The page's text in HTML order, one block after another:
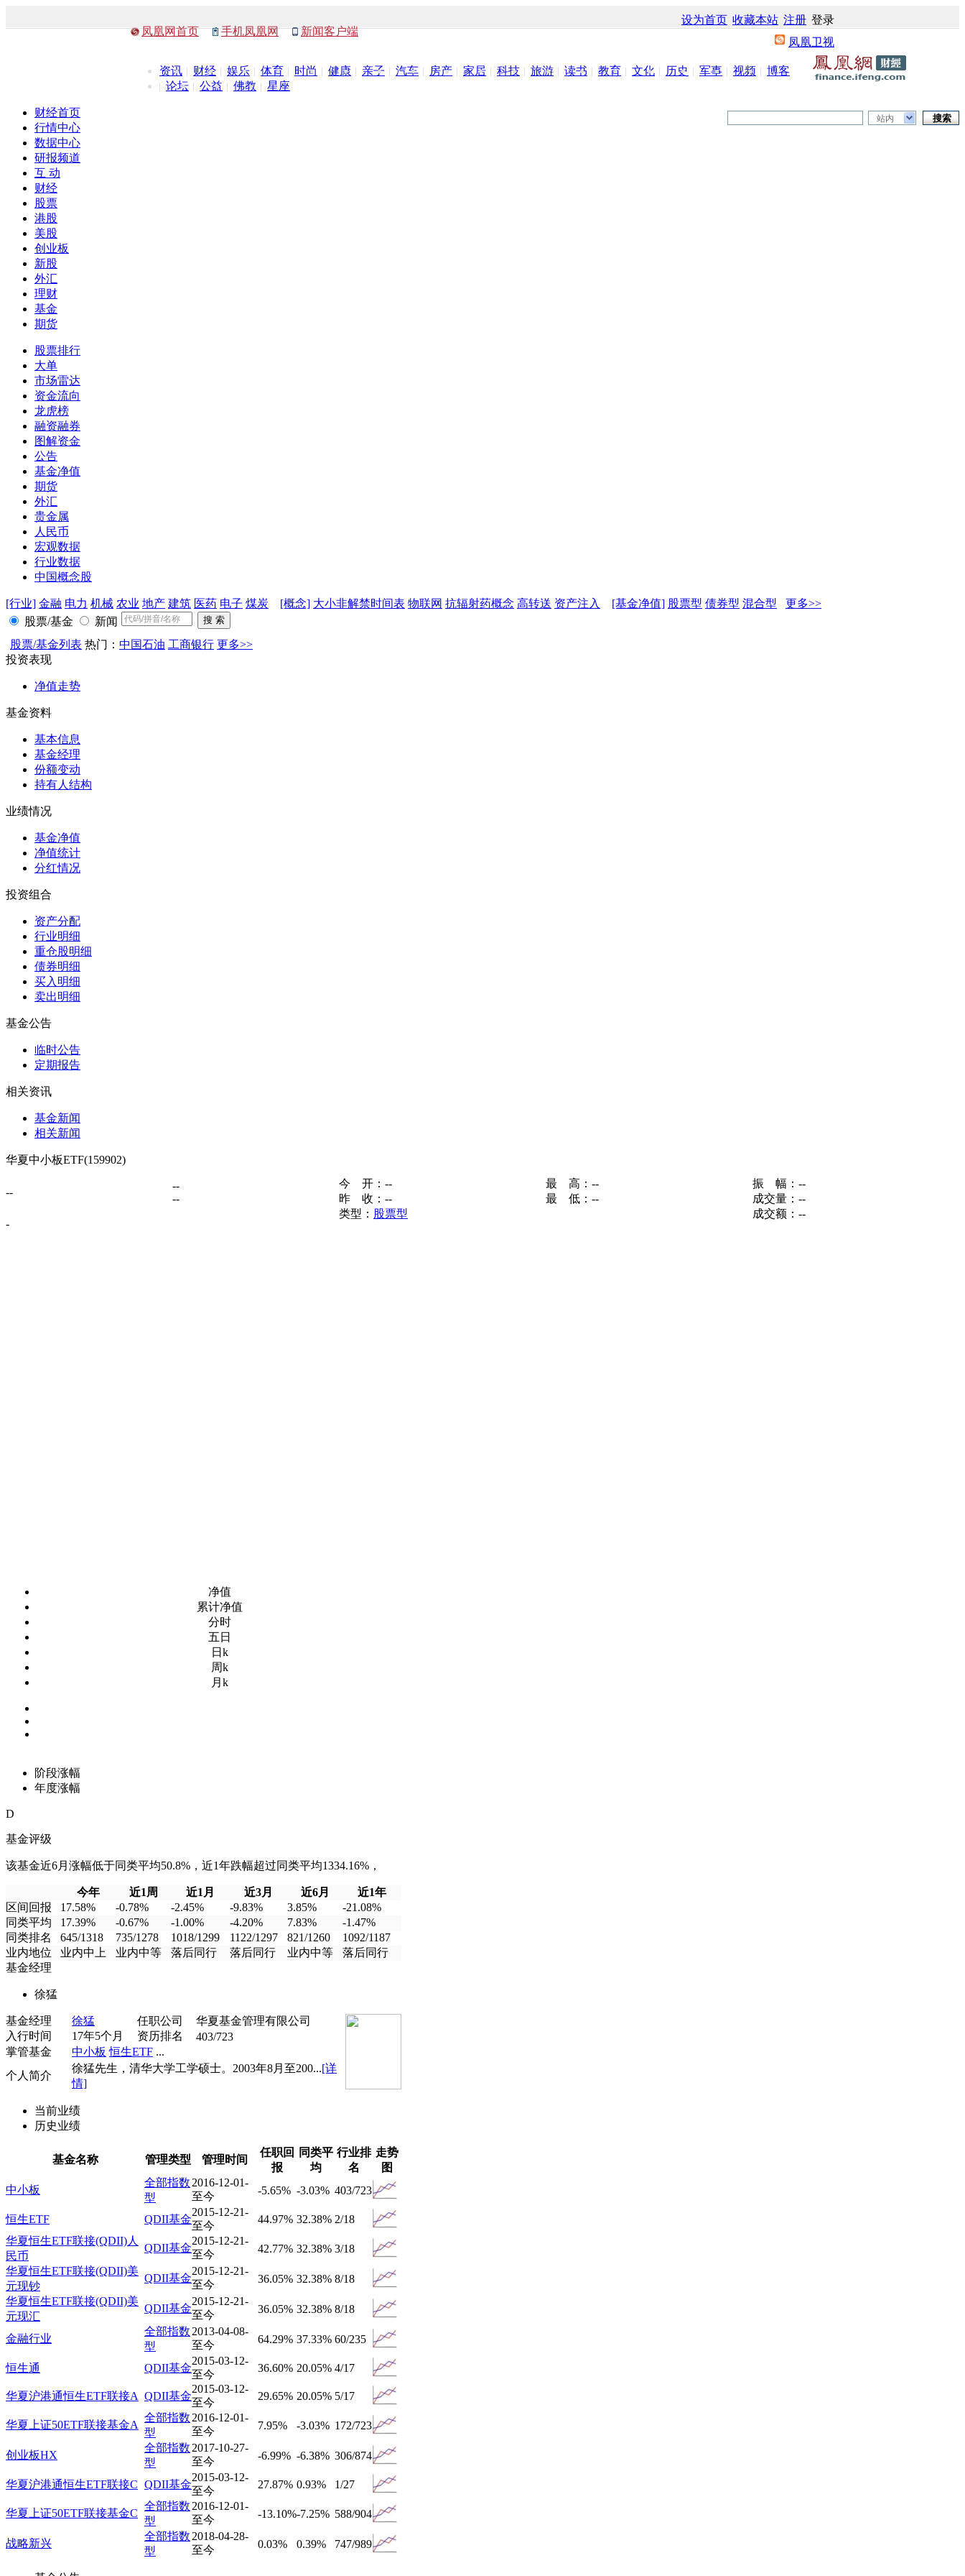
凤凰网首页 手机凤凰网 新闻客户端
设为首页 收藏本站 注册 登录
凤凰卫视
资讯 财经 娱乐 体育 时尚 健康 亲子 汽车 房产 家居 科技 旅游 读书 教育 文化 历史 军事 视频
博客
论坛
公益 佛教 星座
站内
财经首页
行情中心
数据中心
研报频道
互 动
财经
股票
港股
美股
创业板
新股
外汇
理财
基金
期货
股票排行
大单
市场雷达
资金流向
龙虎榜
融资融券
图解资金
公告
基金净值
期货
外汇
贵金属
人民币
宏观数据
行业数据
中国概念股
[行业] 金融 电力 机械 农业 地产 建筑 医药 电子 煤炭 [概念] 大小非解禁时间表 物联网 抗辐射药概念 高转送 资产注入 [基金净值] 股票型 债券型 混合型
更多>>
股票/基金
新闻
股票/基金列表 热门： 中国石油 工商银行 更多>>
投资表现
净值走势
基金资料
基本信息
基金经理
份额变动
持有人结构
业绩情况
基金净值
净值统计
分红情况
投资组合
资产分配
行业明细
重仓股明细
债券明细
买入明细
卖出明细
基金公告
临时公告
定期报告
相关资讯
基金新闻
相关新闻
华夏中小板ETF(159902)
--
--
--
-
今 开： -- 最 高： -- 振 幅： --
昨 收： -- 最 低： -- 成交量： --
类型： 股票型 成交额： --
净值
累计净值
分时
五日
日k
周k
月k
阶段涨幅
年度涨幅
D
基金评级
该基金近6月涨幅低于同类平均50.8%，近1年跌幅超过同类平均1334.16%，
今年 近1周 近1月 近3月 近6月
近1年
区间回报
17.58% -0.78% -2.45% -9.83% 3.85%
-21.08%
同类平均
17.39% -0.67% -1.00% -4.20% 7.83%
-1.47%
同类排名
645/1318 735/1278 1018/1299 1122/1297 821/1260
1092/1187
业内地位
业内中上 业内中等 落后同行 落后同行 业内中等
落后同行
基金经理
徐猛
基金经理 徐猛 任职公司
华夏基金管理有限公司
入行时间
17年5个月 资历排名
403/723
掌管基金
中小板 恒生ETF ...
个人简介
徐猛先生，清华大学工学硕士。2003年8月至200...[详
情]
当前业绩
历史业绩
基金名称 管理类型 管理时间
任职回
报
同类平
均
行业排
名
走势
图
中小板
全部指数
型
2016-12-01-
至今
-5.65% -3.03% 403/723
恒生ETF QDII基金
2015-12-21-
至今
44.97% 32.38% 2/18
华夏恒生ETF联接(QDII)人
民币
QDII基金
2015-12-21-
至今
42.77% 32.38% 3/18
华夏恒生ETF联接(QDII)美
元现钞
QDII基金
2015-12-21-
至今
36.05% 32.38% 8/18
华夏恒生ETF联接(QDII)美
元现汇
QDII基金
2015-12-21-
至今
36.05% 32.38% 8/18
金融行业
全部指数
型
2013-04-08-
至今
64.29% 37.33% 60/235
恒生通 QDII基金
2015-03-12-
至今
36.60% 20.05% 4/17
华夏沪港通恒生ETF联接A QDII基金
2015-03-12-
至今
29.65% 20.05% 5/17
华夏上证50ETF联接基金A
全部指数
型
2016-12-01-
至今
7.95% -3.03% 172/723
创业板HX
全部指数
型
2017-10-27-
至今
-6.99% -6.38% 306/874
华夏沪港通恒生ETF联接C QDII基金
2015-03-12-
至今
27.87% 0.93% 1/27
华夏上证50ETF联接基金C
全部指数
型
2016-12-01-
至今
-13.10%-7.25% 588/904
战略新兴
全部指数
型
2018-04-28-
至今
0.03% 0.39% 747/989